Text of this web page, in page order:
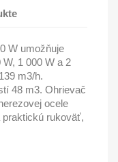
W umožňuje
1 000 W a 2
m3/h.
48 m3. Ohrievač
ocele
rukoväť,